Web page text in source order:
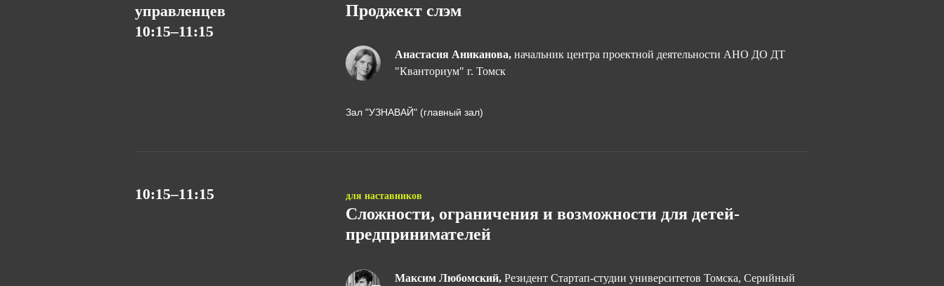
управленцев
10:15–11:15
Проджект слэм
Анастасия Аниканова, начальник центра проектной деятельности АНО ДО ДТ
"Кванториум" г. Томск
Зал "УЗНАВАЙ" (главный зал)
10:15–11:15 для наставников
Сложности, ограничения и возможности для детей-
предпринимателей
Максим Любомский, Резидент Стартап-студии университетов Томска, Серийный